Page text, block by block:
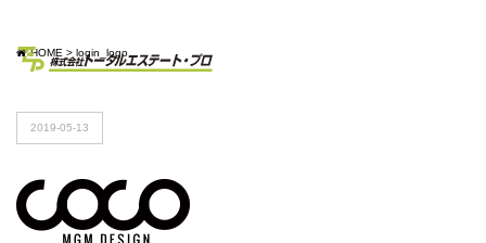
HOME > login_logo
2019-05-13